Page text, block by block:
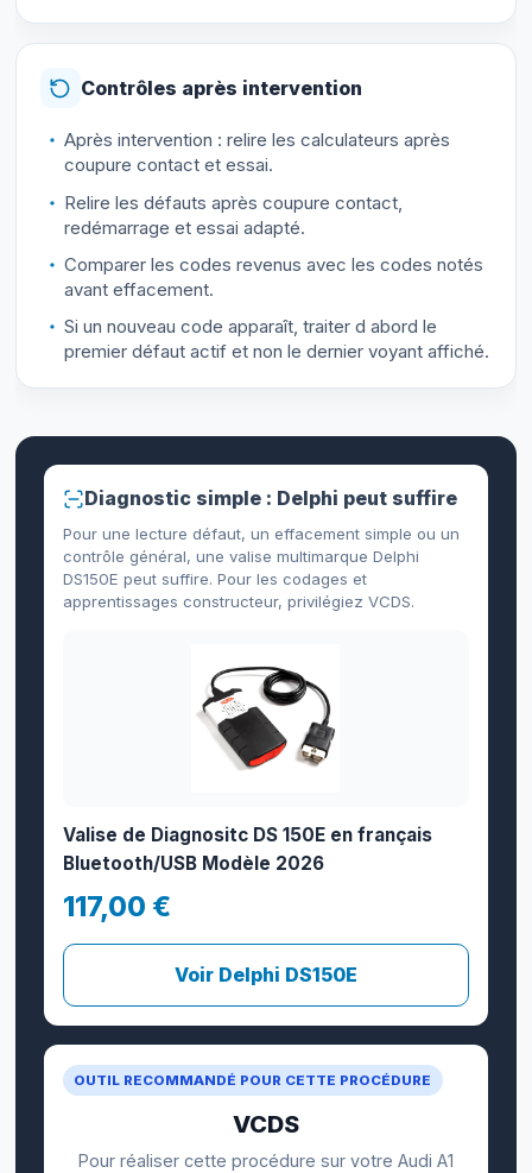
Contrôles après intervention
Après intervention : relire les calculateurs après
coupure contact et essai.
Relire les défauts après coupure contact,
redémarrage et essai adapté.
Comparer les codes revenus avec les codes notés
avant effacement.
Si un nouveau code apparaît, traiter d abord le
premier défaut actif et non le dernier voyant affiché.
OUTIL RECOMMANDÉ POUR CETTE PROCÉDURE
VCDS
Pour réaliser cette procédure sur votre Audi A1
Diagnostic simple : Delphi peut suffire
Pour une lecture défaut, un effacement simple ou un
contrôle général, une valise multimarque Delphi
DS150E peut suffire. Pour les codages et
apprentissages constructeur, privilégiez VCDS.
Valise de Diagnositc DS 150E en français
Bluetooth/USB Modèle 2026
117,00 €
Voir Delphi DS150E